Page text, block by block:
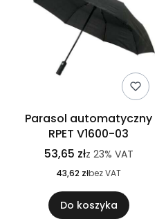
Parasol automatyczny
RPET V1600-03
53,65 złz 23% VAT
43,62 złbez VAT
Do koszyka